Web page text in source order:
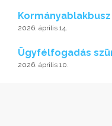
2026. április 14.
Ügyfélfogadás
2026. április 10.